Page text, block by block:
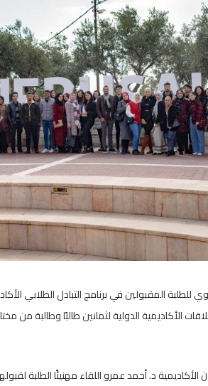
الأكاديمية الدولية لثمانين طالبًا وطالبة من
د. أحمد عمرو اللقاء مهنيئًا الطلبة